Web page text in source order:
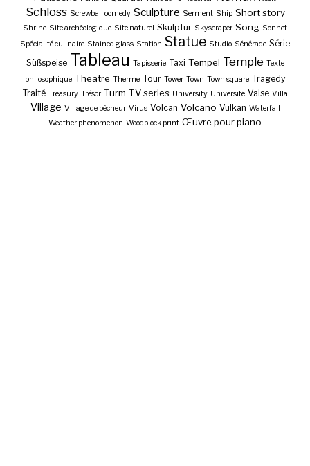
Schloss Screwball oomedy Sculpture Serment Ship Short story
Shrine Site archéologique Site naturel Skulptur Skyscraper Song Sonnet
Spécialité culinaire Stained glass Station Statue Studio Sénérade Série
Süßspeise Tableau Tapisserie Taxi Tempel Temple Texte
philosophique Theatre Therme Tour Tower Town Town square Tragedy
Traité Treasury Trésor Turm TV series University Université Valse Villa
Village Village de pêcheur Virus Volcan Volcano Vulkan Waterfall
Weather phenomenon Woodblock print Œuvre pour piano